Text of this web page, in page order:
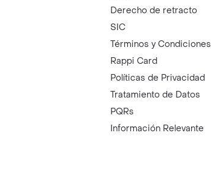
Derecho de retracto
SIC
Términos y Condiciones
Rappi Card
Políticas de Privacidad
Tratamiento de Datos
PQRs
Información Relevante